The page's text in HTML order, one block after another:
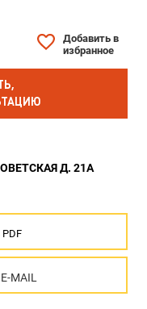
Добавить в
избранное
Д. 21А
MAIL